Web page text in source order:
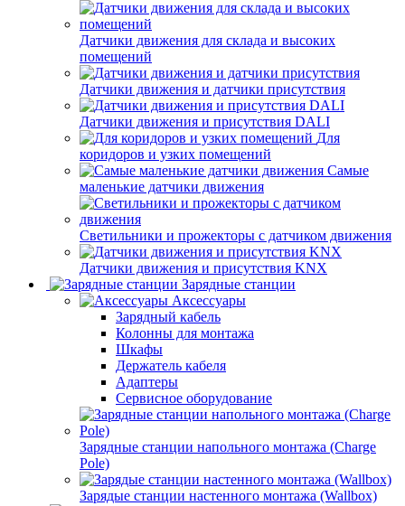
Датчики движения для склада и высоких
помещений
Датчики движения и датчики присутствия
Датчики движения и присутствия DALI
Для
коридоров и узких помещений
Самые
маленькие датчики движения
Светильники и прожекторы с датчиком движения
Датчики движения и присутствия KNX
Зарядные станции
Аксессуары
Зарядный кабель
Колонны для монтажа
Шкафы
Держатель кабеля
Адаптеры
Сервисное оборудование
Зарядные станции напольного монтажа (Charge
Pole)
Зарядые станции настенного монтажа (Wallbox)